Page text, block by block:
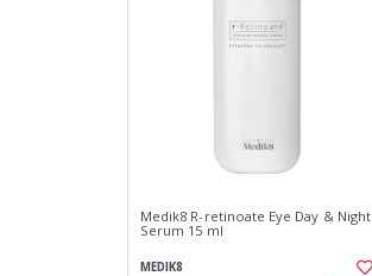
Medik8 R-retinoate Eye Day & Night
Serum 15 ml
MEDIK8